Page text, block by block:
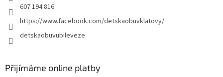
607 194 816
https://www.facebook.com/detskaobuvklatovy/
detskaobuvubileveze
Přijímáme online platby